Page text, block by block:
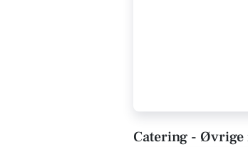
Catering -